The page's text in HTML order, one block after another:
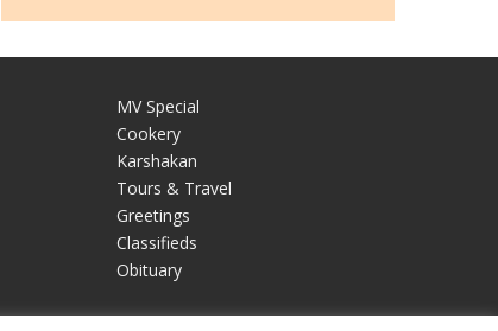
MV Special
Cookery
Karshakan
Tours & Travel
Greetings
Classifieds
Obituary